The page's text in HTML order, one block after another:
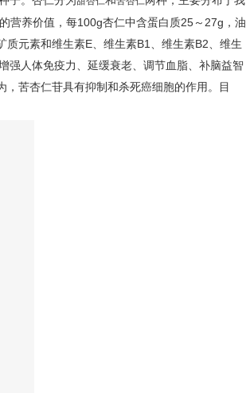
营养价值，每100g杏仁中含蛋白质25～27g，油
元素和维生素E、维生素B1、维生素B2、维生
强人体免疫力、延缓衰老、调节血脂、补脑益智
，苦杏仁苷具有抑制和杀死癌细胞的作用。目